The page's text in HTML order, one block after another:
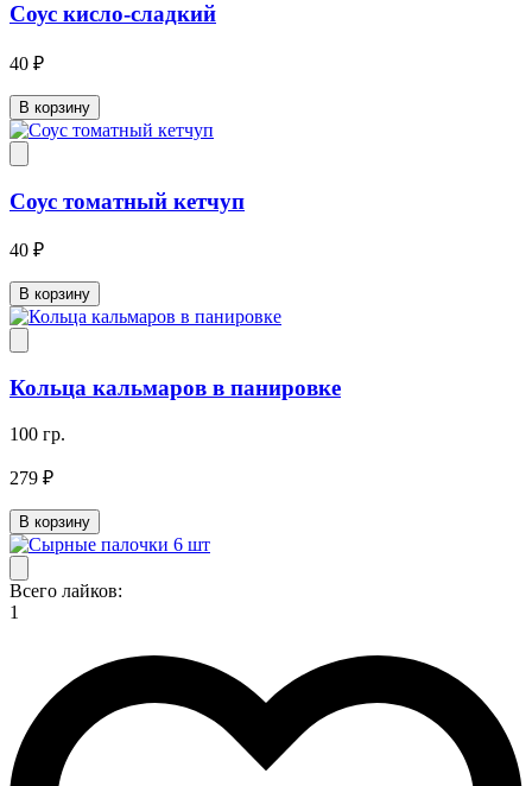
Соус кисло-сладкий
40 ₽
В корзину
Соус томатный кетчуп
40 ₽
В корзину
Кольца кальмаров в панировке
100 гр.
279 ₽
В корзину
Всего лайков:
1